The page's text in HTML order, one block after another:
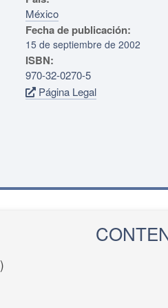
México
Fecha de publicación:
15 de septiembre de 2002
ISBN:
970-32-0270-5
Página Legal